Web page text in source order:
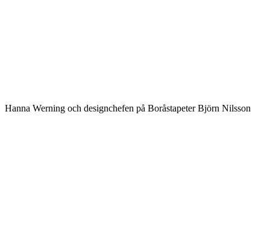
Hanna Werning och designchefen på Boråstapeter Björn Nilsson